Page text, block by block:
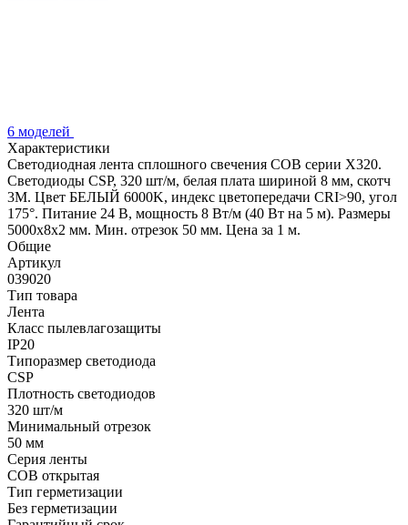
6 моделей
Характеристики
Светодиодная лента сплошного свечения COB серии X320.
Светодиоды CSP, 320 шт/м, белая плата шириной 8 мм, скотч
3M. Цвет БЕЛЫЙ 6000K, индекс цветопередачи CRI>90, угол
175°. Питание 24 В, мощность 8 Вт/м (40 Вт на 5 м). Размеры
5000х8х2 мм. Мин. отрезок 50 мм. Цена за 1 м.
Общие
Артикул
039020
Тип товара
Лента
Класс пылевлагозащиты
IP20
Типоразмер светодиода
CSP
Плотность светодиодов
320 шт/м
Минимальный отрезок
50 мм
Серия ленты
COB открытая
Тип герметизации
Без герметизации